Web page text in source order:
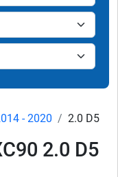
- 2020 2.0 D5
2.0 D5